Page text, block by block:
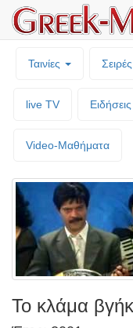
Ταινίες Σειρές
live TV Ειδήσεις
Video-Mαθήματα
Το κλάμα